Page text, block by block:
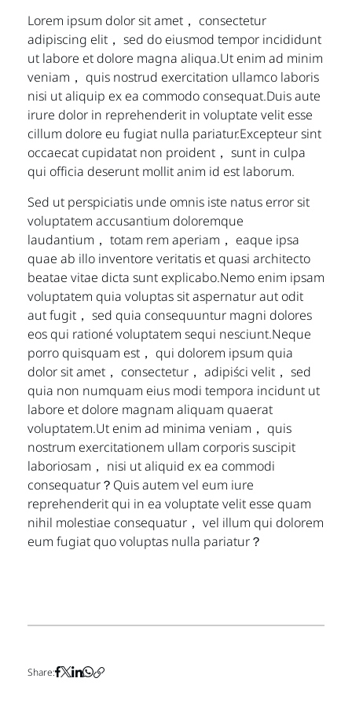
Lorem ipsum dolor sit amet， consectetur
adipiscing elit， sed do eiusmod tempor incididunt
ut labore et dolore magna aliqua.Ut enim ad minim
veniam， quis nostrud exercitation ullamco laboris
nisi ut aliquip ex ea commodo consequat.Duis aute
irure dolor in reprehenderit in voluptate velit esse
cillum dolore eu fugiat nulla pariatur.Excepteur sint
occaecat cupidatat non proident， sunt in culpa
qui officia deserunt mollit anim id est laborum.
Sed ut perspiciatis unde omnis iste natus error sit
voluptatem accusantium doloremque
laudantium， totam rem aperiam， eaque ipsa
quae ab illo inventore veritatis et quasi architecto
beatae vitae dicta sunt explicabo.Nemo enim ipsam
voluptatem quia voluptas sit aspernatur aut odit
aut fugit， sed quia consequuntur magni dolores
eos qui rationé voluptatem sequi nesciunt.Neque
porro quisquam est， qui dolorem ipsum quia
dolor sit amet， consectetur， adipiści velit， sed
quia non numquam eius modi tempora incidunt ut
labore et dolore magnam aliquam quaerat
voluptatem.Ut enim ad minima veniam， quis
nostrum exercitationem ullam corporis suscipit
laboriosam， nisi ut aliquid ex ea commodi
consequatur？Quis autem vel eum iure
reprehenderit qui in ea voluptate velit esse quam
nihil molestiae consequatur， vel illum qui dolorem
eum fugiat quo voluptas nulla pariatur？
Share: